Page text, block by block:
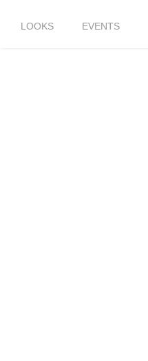
LOOKS EVENTS